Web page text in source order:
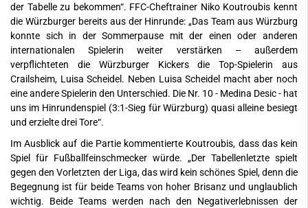
der Tabelle zu bekommen“. FFC-Cheftrainer Niko Koutroubis kennt
die Würzburger bereits aus der Hinrunde: „Das Team aus Würzburg
konnte sich in der Sommerpause mit der einen oder anderen
internationalen Spielerin weiter verstärken – außerdem
verpflichteten die Würzburger Kickers die Top-Spielerin aus
Crailsheim, Luisa Scheidel. Neben Luisa Scheidel macht aber noch
eine andere Spielerin den Unterschied. Die Nr. 10 - Medina Desic - hat
uns im Hinrundenspiel (3:1-Sieg für Würzburg) quasi alleine besiegt
und erzielte drei Tore“.
Im Ausblick auf die Partie kommentierte Koutroubis, dass das kein
Spiel für Fußballfeinschmecker würde. „Der Tabellenletzte spielt
gegen den Vorletzten der Liga, das wird kein schönes Spiel, denn die
Begegnung ist für beide Teams von hoher Brisanz und unglaublich
wichtig. Beide Teams werden nach den Negativerlebnissen der